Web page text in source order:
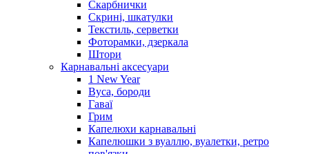
Скарбнички
Скрині, шкатулки
Текстиль, серветки
Фоторамки, дзеркала
Штори
Карнавальні аксесуари
1 New Year
Вуса, бороди
Гаваї
Грим
Капелюхи карнавальні
Капелюшки з вуаллю, вуалетки, ретро